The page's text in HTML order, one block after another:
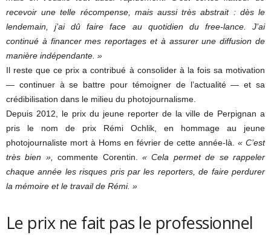
recevoir une telle récompense, mais aussi très abstrait : dès le
lendemain, j’ai dû faire face au quotidien du free-lance. J’ai
continué à financer mes reportages et à assurer une diffusion de
manière indépendante. »
Il reste que ce prix a contribué à consolider à la fois sa motivation
— continuer à se battre pour témoigner de l’actualité — et sa
crédibilisation dans le milieu du photojournalisme.
Depuis 2012, le prix du jeune reporter de la ville de Perpignan a
pris le nom de prix Rémi Ochlik, en hommage au jeune
photojournaliste mort à Homs en février de cette année-là. « C’est
très bien », commente Corentin.« Cela permet de se rappeler
chaque année les risques pris par les reporters, de faire perdurer
la mémoire et le travail de Rémi. »
Le prix ne fait pas le professionnel